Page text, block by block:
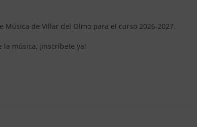
de Villar del Olmo para el curso 2026-2027.